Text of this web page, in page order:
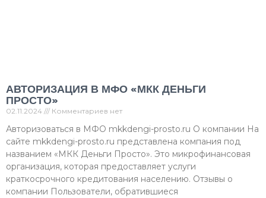
АВТОРИЗАЦИЯ В МФО «МКК ДЕНЬГИ
ПРОСТО»
02.11.2024 Комментариев нет
Авторизоваться в МФО mkkdengi-prosto.ru О компании На
сайте mkkdengi-prosto.ru представлена компания под
названием «МКК Деньги Просто». Это микрофинансовая
организация, которая предоставляет услуги
краткосрочного кредитования населению. Отзывы о
компании Пользователи, обратившиеся